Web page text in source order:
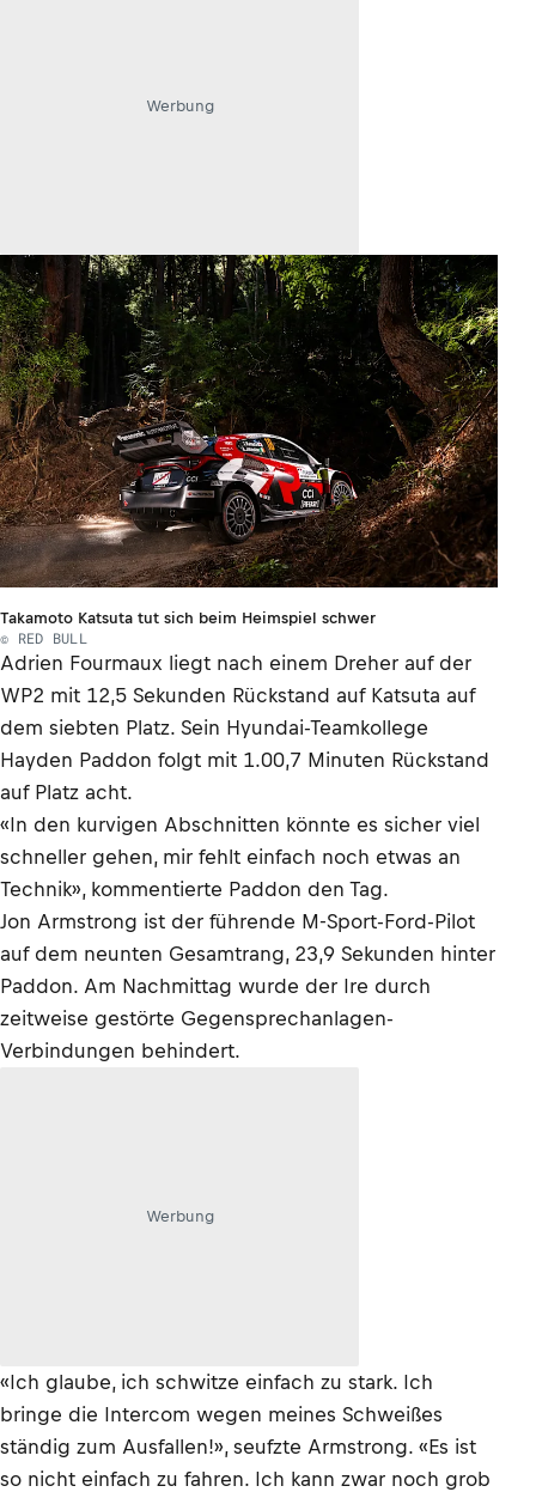
Werbung
Takamoto Katsuta tut sich beim Heimspiel schwer
© RED BULL
Adrien Fourmaux liegt nach einem Dreher auf der
WP2 mit 12,5 Sekunden Rückstand auf Katsuta auf
dem siebten Platz. Sein Hyundai-Teamkollege
Hayden Paddon folgt mit 1.00,7 Minuten Rückstand
auf Platz acht.
«In den kurvigen Abschnitten könnte es sicher viel
schneller gehen, mir fehlt einfach noch etwas an
Technik», kommentierte Paddon den Tag.
Jon Armstrong ist der führende M-Sport-Ford-Pilot
auf dem neunten Gesamtrang, 23,9 Sekunden hinter
Paddon. Am Nachmittag wurde der Ire durch
zeitweise gestörte Gegensprechanlagen-
Verbindungen behindert.
Werbung
«Ich glaube, ich schwitze einfach zu stark. Ich
bringe die Intercom wegen meines Schweißes
ständig zum Ausfallen!», seufzte Armstrong. «Es ist
so nicht einfach zu fahren. Ich kann zwar noch grob